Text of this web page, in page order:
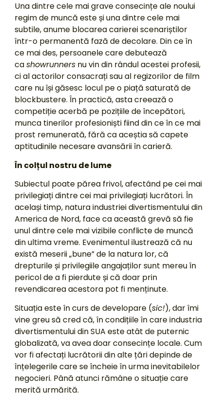
Una dintre cele mai grave consecințe ale noului
regim de muncă este și una dintre cele mai
subtile, anume blocarea carierei scenariștilor
într-o permanentă fază de decolare. Din ce în
ce mai des, persoanele care debutează
cashowrunners nu vin din rândul acestei profesii,
ci al actorilor consacrați sau al regizorilor de film
care nu își găsesc locul pe o piață saturată de
blockbustere. În practică, asta creează o
competiție acerbă pe pozițiile de începători,
munca tinerilor profesioniști fiind din ce în ce mai
prost remunerată, fără ca aceștia să capete
aptitudinile necesare avansării în carieră.
În colțul nostru de lume
Subiectul poate părea frivol, afectând pe cei mai
privilegiați dintre cei mai privilegiați lucrători. În
același timp, natura industriei divertismentului din
America de Nord, face ca această grevă să fie
unul dintre cele mai vizibile conflicte de muncă
din ultima vreme. Evenimentul ilustrează că nu
există meserii „bune” de la natura lor, că
drepturile și privilegiile angajaților sunt mereu în
pericol de a fi pierdute și că doar prin
revendicarea acestora pot fi menținute.
Situația este în curs de developare (sic!), dar îmi
vine greu să cred că, în condițiile în care industria
divertismentului din SUA este atât de puternic
globalizată, va avea doar consecințe locale. Cum
vor fi afectați lucrătorii din alte țări depinde de
înțelegerile care se încheie în urma inevitabilelor
negocieri. Până atunci rămâne o situație care
merită urmărită.